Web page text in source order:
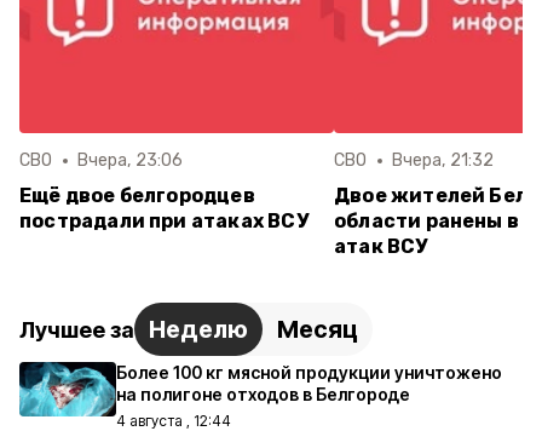
СВО Вчера, 23:06
Ещё двое белгородцев
пострадали при атаках ВСУ
СВО Вчера, 21:32
Двое жителей
области ранены в
атак ВСУ
Лучшее за Неделю Месяц
Более 100 кг мясной продукции уничтожено
на полигоне отходов в Белгороде
4 августа , 12:44